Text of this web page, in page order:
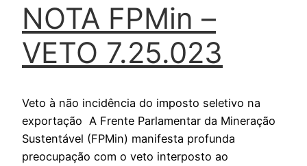
NOTA FPMin –
VETO 7.25.023
Veto à não incidência do imposto seletivo na
exportação A Frente Parlamentar da Mineração
Sustentável (FPMin) manifesta profunda
preocupação com o veto interposto ao